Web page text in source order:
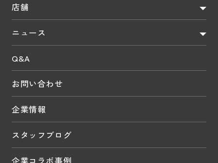
店舗
ニュース
Q&A
お問い合わせ
企業情報
スタッフブログ
企業コラボ事例